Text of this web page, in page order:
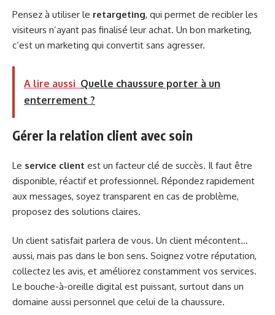
Pensez à utiliser le retargeting, qui permet de recibler les
visiteurs n’ayant pas finalisé leur achat. Un bon marketing,
c’est un marketing qui convertit sans agresser.
A lire aussi Quelle chaussure porter à un
enterrement ?
Gérer la relation client avec soin
Le service client est un facteur clé de succès. Il faut être
disponible, réactif et professionnel. Répondez rapidement
aux messages, soyez transparent en cas de problème,
proposez des solutions claires.
Un client satisfait parlera de vous. Un client mécontent…
aussi, mais pas dans le bon sens. Soignez votre réputation,
collectez les avis, et améliorez constamment vos services.
Le bouche-à-oreille digital est puissant, surtout dans un
domaine aussi personnel que celui de la chaussure.